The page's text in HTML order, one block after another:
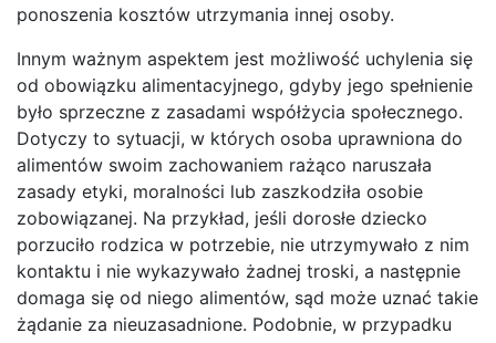
ponoszenia kosztów utrzymania innej osoby.
Innym ważnym aspektem jest możliwość uchylenia się
od obowiązku alimentacyjnego, gdyby jego spełnienie
było sprzeczne z zasadami współżycia społecznego.
Dotyczy to sytuacji, w których osoba uprawniona do
alimentów swoim zachowaniem rażąco naruszała
zasady etyki, moralności lub zaszkodziła osobie
zobowiązanej. Na przykład, jeśli dorosłe dziecko
porzuciło rodzica w potrzebie, nie utrzymywało z nim
kontaktu i nie wykazywało żadnej troski, a następnie
domaga się od niego alimentów, sąd może uznać takie
żądanie za nieuzasadnione. Podobnie, w przypadku